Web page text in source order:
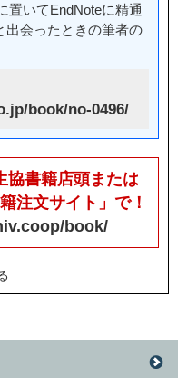
置いてEndNoteに精通
出会ったときの筆者の
book/no-0496/
協書籍店頭または
注文サイト」で！
book/